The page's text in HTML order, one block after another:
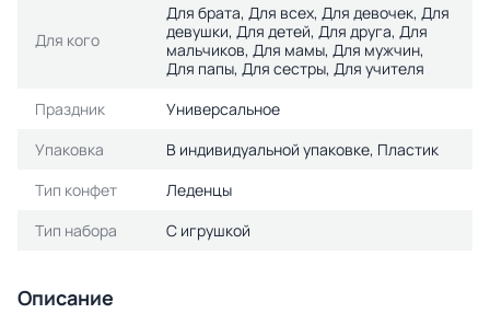
Для кого
Для брата, Для всех, Для девочек, Для
девушки, Для детей, Для друга, Для
мальчиков, Для мамы, Для мужчин,
Для папы, Для сестры, Для учителя
Праздник
Универсальное
Упаковка
В индивидуальной упаковке, Пластик
Тип конфет
Леденцы
Тип набора
С игрушкой
Описание